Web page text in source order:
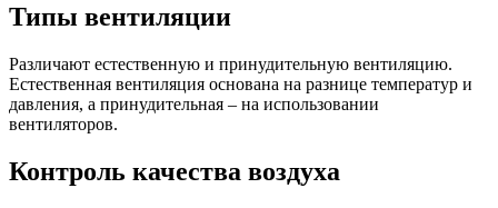
Типы вентиляции
Различают естественную и принудительную вентиляцию.
Естественная вентиляция основана на разнице температур и
давления, а принудительная – на использовании
вентиляторов.
Контроль качества воздуха